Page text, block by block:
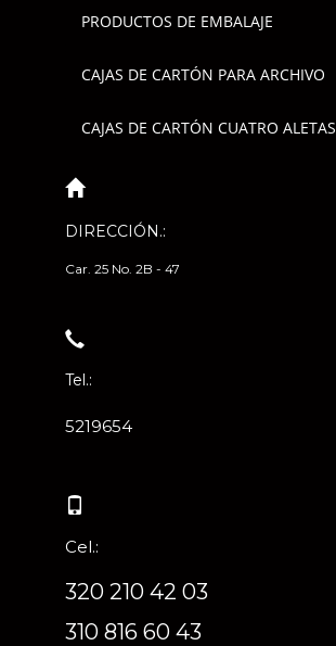
PRODUCTOS DE EMBALAJE
CAJAS DE CARTÓN PARA ARCHIVO
CAJAS DE CARTÓN CUATRO ALETAS
DIRECCIÓN.:
Car. 25 No. 2B - 47
Tel.:
5219654
Cel.:
320 210 42 03
310 816 60 43